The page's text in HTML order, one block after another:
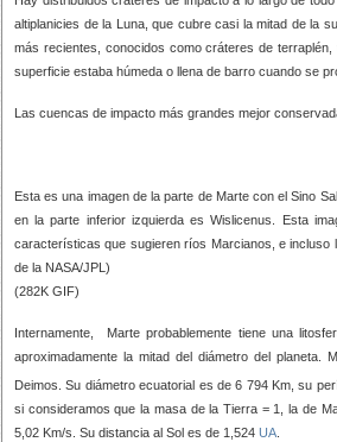
altiplanicies de la Luna, que cubre casi la mitad de la
más recientes, conocidos como cráteres de
superficie estaba húmeda o llena de barro cuando se
Las cuencas de impacto más grandes mejor
Esta es una imagen de la parte de Marte con el Sino
en la parte inferior izquierda es Wislicenus. Esta
características que sugieren ríos Marcianos, e incluso
de la NASA/JPL)
(282K GIF)
Internamente, Marte probablemente tiene una
aproximadamente la mitad del diámetro del planeta.
Deimos. Su diámetro ecuatorial es de 6 794 Km, su
si consideramos que la masa de la Tierra = 1, la de
5,02 Km/s. Su distancia al Sol es de 1,524 UA